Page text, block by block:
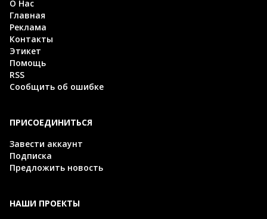
О Нас
Главная
Реклама
Контакты
Этикет
Помощь
RSS
Сообщить об ошибке
ПРИСОЕДИНИТЬСЯ
Завести аккаунт
Подписка
Предложить новость
НАШИ ПРОЕКТЫ